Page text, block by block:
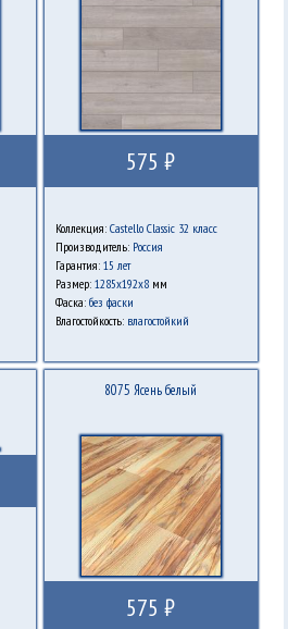
575 ₽
Коллекция: Castello Classic 32 класс
Производитель: Россия
Гарантия: 15 лет
Размер: 1285х192х8мм
Фаска: без фаски
Влагостойкость: влагостойкий
8075 Ясень белый
575 ₽